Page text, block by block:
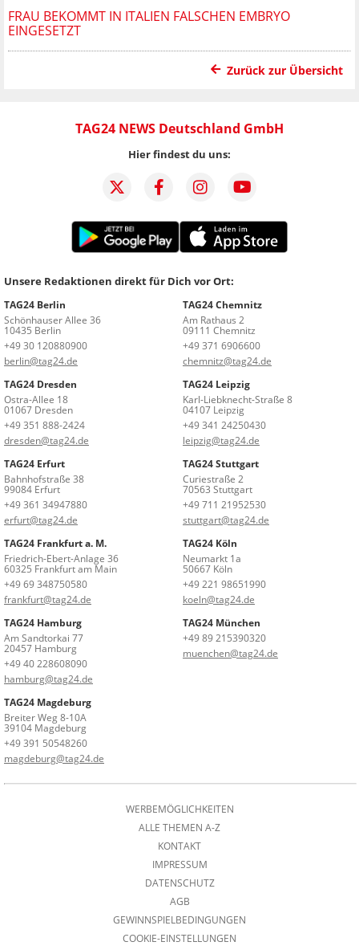
FRAU BEKOMMT IN ITALIEN FALSCHEN EMBRYO
EINGESETZT
Zurück zur Übersicht
TAG24 NEWS Deutschland GmbH
Hier findest du uns:
Unsere Redaktionen direkt für Dich vor Ort:
TAG24 Berlin
Schönhauser Allee 36
10435 Berlin
+49 30 120880900
berlin@tag24.de
TAG24 Chemnitz
Am Rathaus 2
09111 Chemnitz
+49 371 6906600
chemnitz@tag24.de
TAG24 Dresden
Ostra-Allee 18
01067 Dresden
+49 351 888-2424
dresden@tag24.de
TAG24 Leipzig
Karl-Liebknecht-Straße 8
04107 Leipzig
+49 341 24250430
leipzig@tag24.de
TAG24 Erfurt
Bahnhofstraße 38
99084 Erfurt
+49 361 34947880
erfurt@tag24.de
TAG24 Stuttgart
Curiestraße 2
70563 Stuttgart
+49 711 21952530
stuttgart@tag24.de
TAG24 Frankfurt a. M.
Friedrich-Ebert-Anlage 36
60325 Frankfurt am Main
+49 69 348750580
frankfurt@tag24.de
TAG24 Köln
Neumarkt 1a
50667 Köln
+49 221 98651990
koeln@tag24.de
TAG24 Hamburg
Am Sandtorkai 77
20457 Hamburg
+49 40 228608090
hamburg@tag24.de
TAG24 München
+49 89 215390320
muenchen@tag24.de
TAG24 Magdeburg
Breiter Weg 8-10A
39104 Magdeburg
+49 391 50548260
magdeburg@tag24.de
WERBEMÖGLICHKEITEN
ALLE THEMEN A-Z
KONTAKT
IMPRESSUM
DATENSCHUTZ
AGB
GEWINNSPIELBEDINGUNGEN
COOKIE-EINSTELLUNGEN